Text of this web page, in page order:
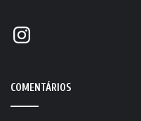
Instagram
COMENTÁRIOS